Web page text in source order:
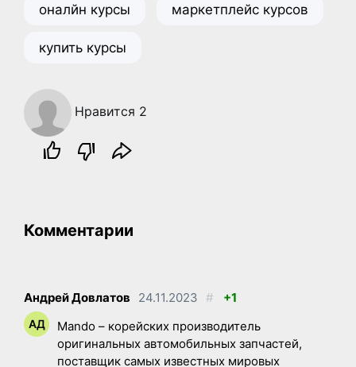
оналйн курсы маркетплейс курсов
купить курсы
Нравится 2
Комментарии
Андрей Довлатов 24.11.2023 #
+1
Mando – корейских производитель
оригинальных автомобильных запчастей,
поставщик самых известных мировых